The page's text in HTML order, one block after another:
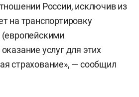
России, исключив из
на транспортировку
(европейскими
услуг для этих
страхование», — сообщил